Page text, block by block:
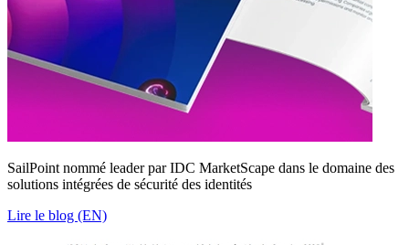
SailPoint nommé leader par IDC MarketScape dans le domaine des
solutions intégrées de sécurité des identités
Lire le blog (EN)